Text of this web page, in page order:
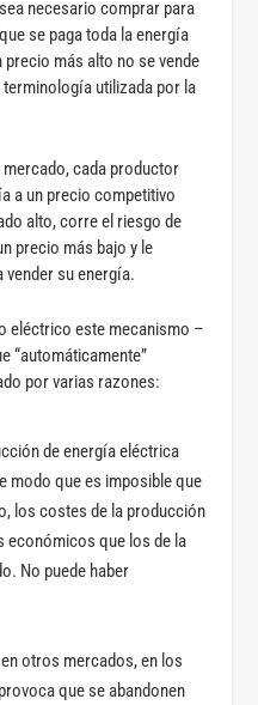
necesario comprar para
se paga toda la energía
más alto no se vende
terminología utilizada por la
cada productor
a un precio competitivo
alto, corre el riesgo de
precio más bajo y le
vender su energía.
eléctrico este mecanismo –
“automáticamente”
por varias razones:
de energía eléctrica
modo que es imposible que
los costes de la producción
económicos que los de la
No puede haber
otros mercados, en los
que se abandonen